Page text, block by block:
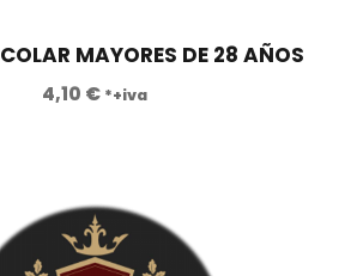
a
,
0
0
2
.
MAYORES DE 28 AÑOS
4,10 € *+iva